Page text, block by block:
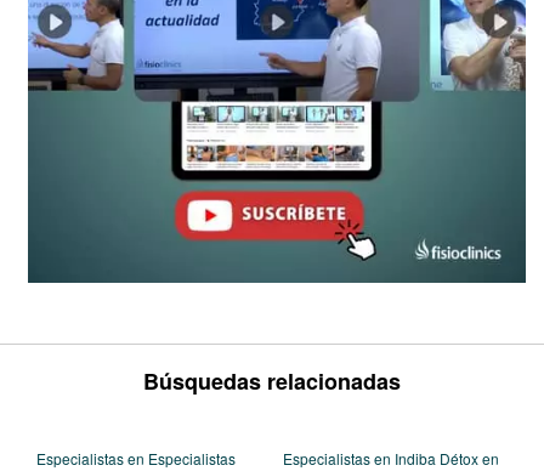
Búsquedas relacionadas
Especialistas en Especialistas
Especialistas en Indiba Détox en